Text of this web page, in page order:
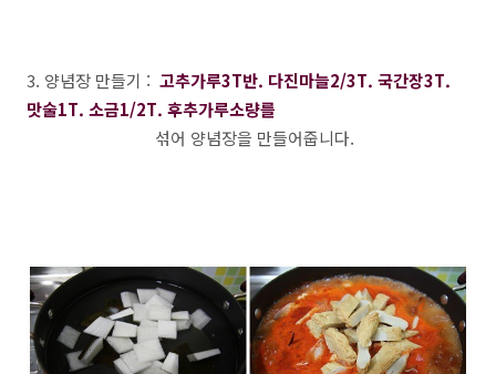
3. 양념장 만들기 : 고추가루3T반. 다진마늘2/3T. 국간장3T.
맛술1T. 소금1/2T. 후추가루소량를
섞어 양념장을 만들어줍니다.